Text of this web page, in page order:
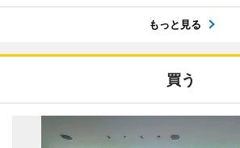
もっと見る
買う